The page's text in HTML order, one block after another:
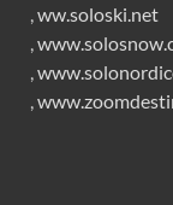
ww.soloski.net